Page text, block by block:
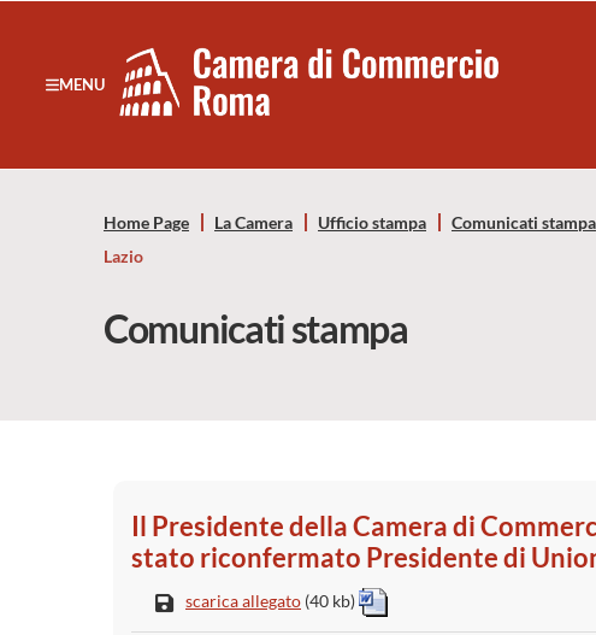
Notizie in primo piano
Banner servizi
MENU
Camera
Commercio
di
Roma
Home Page La Camera Ufficio stampa Comunicati stampa
Lazio
Comunicati stampa
Il Presidente della Camera di
stato riconfermato Presidente di
scarica allegato (40 kb)